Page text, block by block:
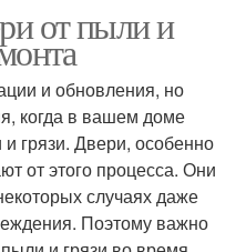
от пыли и
и обновления, но
когда в вашем доме
грязи. Двери, особенно
от этого процесса. Они
случаях даже
Поэтому важно